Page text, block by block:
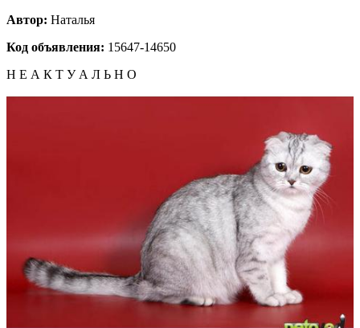
Автор: Наталья
Код объявления: 15647-14650
Н Е А К Т У А Л Ь Н О